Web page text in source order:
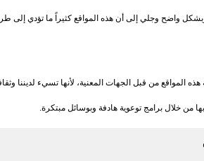
واضح وجلي إلى أن هذه المواقع كثيراً ما تؤدي إلى
المواقع من قبل الجهات المعنية، لأنها تسيء لديننا
بها من خلال برامج توعوية هادفة وبوسائل مبتكرة.